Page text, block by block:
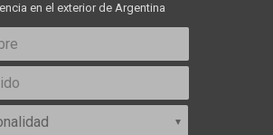
en el exterior de Argentina